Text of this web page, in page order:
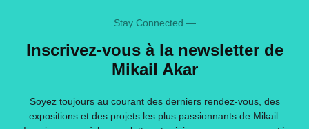
Stay Connected —
Inscrivez-vous à la newsletter de
Mikail Akar
Soyez toujours au courant des derniers rendez-vous, des
expositions et des projets les plus passionnants de Mikail.